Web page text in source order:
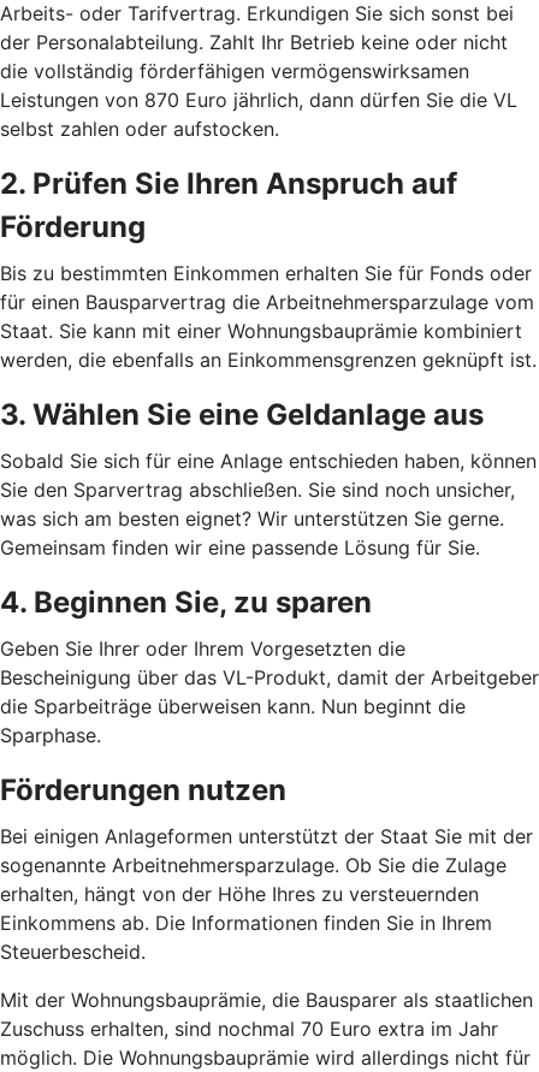
Arbeits- oder Tarifvertrag. Erkundigen Sie sich sonst bei
der Personalabteilung. Zahlt Ihr Betrieb keine oder nicht
die vollständig förderfähigen vermögenswirksamen
Leistungen von 870 Euro jährlich, dann dürfen Sie die VL
selbst zahlen oder aufstocken.
2. Prüfen Sie Ihren Anspruch auf
Förderung
Bis zu bestimmten Einkommen erhalten Sie für Fonds oder
für einen Bausparvertrag die Arbeitnehmersparzulage vom
Staat. Sie kann mit einer Wohnungsbauprämie kombiniert
werden, die ebenfalls an Einkommensgrenzen geknüpft ist.
3. Wählen Sie eine Geldanlage aus
Sobald Sie sich für eine Anlage entschieden haben, können
Sie den Sparvertrag abschließen. Sie sind noch unsicher,
was sich am besten eignet? Wir unterstützen Sie gerne.
Gemeinsam finden wir eine passende Lösung für Sie.
4. Beginnen Sie, zu sparen
Geben Sie Ihrer oder Ihrem Vorgesetzten die
Bescheinigung über das VL-Produkt, damit der Arbeitgeber
die Sparbeiträge überweisen kann. Nun beginnt die
Sparphase.
Förderungen nutzen
Bei einigen Anlageformen unterstützt der Staat Sie mit der
sogenannte Arbeitnehmersparzulage. Ob Sie die Zulage
erhalten, hängt von der Höhe Ihres zu versteuernden
Einkommens ab. Die Informationen finden Sie in Ihrem
Steuerbescheid.
Mit der Wohnungsbauprämie, die Bausparer als staatlichen
Zuschuss erhalten, sind nochmal 70 Euro extra im Jahr
möglich. Die Wohnungsbauprämie wird allerdings nicht für